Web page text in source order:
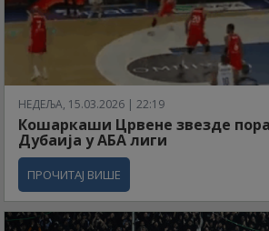
НЕДЕЉА, 15.03.2026 | 22:19
Кошаркаши Црвене звезде
Дубаија у АБА лиги
ПРОЧИТАЈ ВИШЕ